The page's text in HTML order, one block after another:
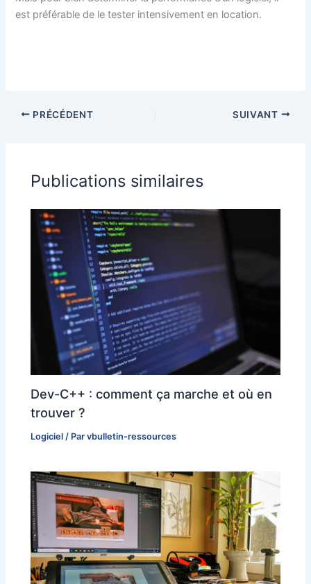
est préférable de le tester intensivement en location.
PRÉCÉDENT SUIVANT
Publications similaires
Dev-C++ : comment ça marche et où en
trouver ?
Logiciel / Parvbulletin-ressources